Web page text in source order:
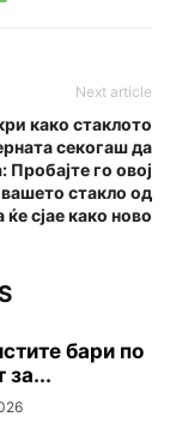
Next article
како стаклото
секогаш да
Пробајте го овој
стакло од
ќе сјае како ново
бари по
за...